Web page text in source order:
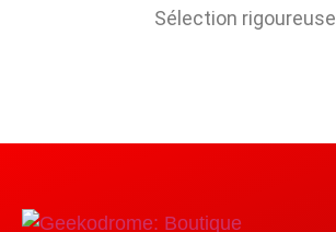
Sélection rigoureuse